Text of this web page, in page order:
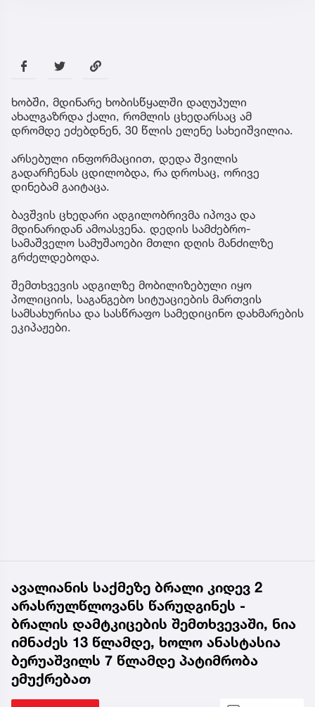
ხობში, მდინარე ხობისწყალში დაღუპული
ახალგაზრდა ქალი, რომლის ცხედარსაც ამ
დრომდე ეძებდნენ, 30 წლის ელენე სახეიშვილია.
არსებული ინფორმაციით, დედა შვილის
გადარჩენას ცდილობდა, რა დროსაც, ორივე
დინებამ გაიტაცა.
ბავშვის ცხედარი ადგილობრივმა იპოვა და
მდინარიდან ამოასვენა. დედის სამძებრო-
სამაშველო სამუშაოები მთლი დღის მანძილზე
გრძელდებოდა.
შემთხვევის ადგილზე მობილიზებული იყო
პოლიციის, საგანგებო სიტუაციების მართვის
სამსახურისა და სასწრაფო სამედიცინო დახმარების
ეკიპაჟები.
ავალიანის საქმეზე ბრალი კიდევ 2
არასრულწლოვანს წარუდგინეს -
ბრალის დამტკიცების შემთხვევაში, ნია
იმნაძეს 13 წლამდე, ხოლო ანასტასია
ბერუაშვილს 7 წლამდე პატიმრობა
ემუქრებათ